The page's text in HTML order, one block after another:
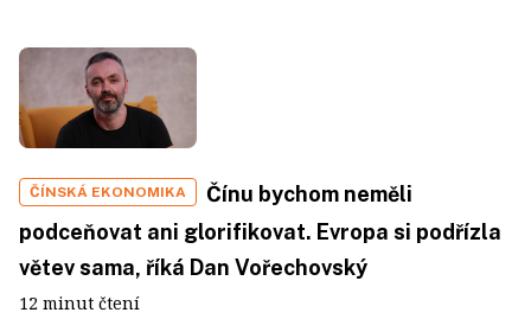
ČÍNSKÁ EKONOMIKA
Čínu bychom neměli
podceňovat ani glorifikovat. Evropa si podřízla
větev sama, říká Dan Vořechovský
12 minut čtení